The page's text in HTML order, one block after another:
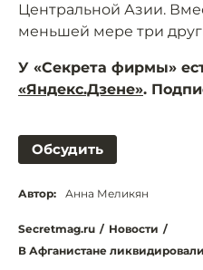
Центральной Азии.
меньшей мере три
У «Секрета фирмы»
«Яндекс.Дзене».
Обсудить
Автор: Анна Меликян
Secretmag.ru / Новости /
В Афганистане